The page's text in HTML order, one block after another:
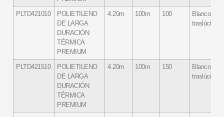
PLTD421010
POLIETILENO
DE LARGA
DURACIÓN
TÉRMICA
PREMIUM
4.20m 100m 100
Blanco
traslúcido
PLTD421510
POLIETILENO
DE LARGA
DURACIÓN
TÉRMICA
PREMIUM
4.20m 100m 150
Blanco
traslúcido